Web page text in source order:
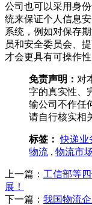
公司也可以采用身
统来保证个人信息
系统，例如对保存
员和安全委员会、
才会更具有可操作性
免责声明： 对
字的真实性、
输公司不作任
请自行核实相
标签： 快递业
物流 , 物流市
上一篇： 工信部等
展！
下一篇： 我国物流